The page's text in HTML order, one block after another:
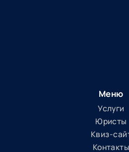
Меню
Услуги
Юристы
Квиз-
Контакты